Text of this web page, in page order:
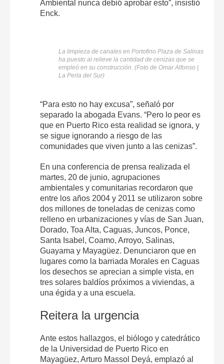
Ambiental nunca debió aprobar esto”, insistió
Enck.
La limpieza de canales en Portofino Plaza de Salinas
ha puesto al relieve la cantidad de cenizas que se
empleó en su construcción. (Foto de Omar Alfonso |
La Perla del Sur)
“Para esto no hay excusa”, señaló por
separado la abogada Evans. “Pero lo peor es
que en Puerto Rico esta realidad se ignora, y
se sigue ignorando a riesgo de las
comunidades que viven junto a las cenizas”.
En una conferencia de prensa realizada el
martes, 20 de junio, agrupaciones
ambientales y comunitarias recordaron que
entre los años 2004 y 2011 se utilizaron sobre
dos millones de toneladas de cenizas como
relleno en urbanizaciones y vías de San Juan,
Dorado, Toa Alta, Caguas, Juncos, Ponce,
Santa Isabel, Coamo, Arroyo, Salinas,
Guayama y Mayagüez. Denunciaron que en
lugares como la barriada Morales en Caguas
los desechos se aprecian a simple vista, en
tres solares baldíos próximos a viviendas, a
una égida y a una escuela.
Reitera la urgencia
Ante estos hallazgos, el biólogo y catedrático
de la Universidad de Puerto Rico en
Mayagüez, Arturo Massol Deyá, emplazó al